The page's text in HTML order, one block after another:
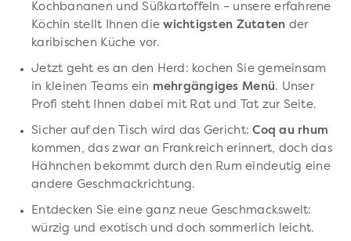
Kochbananen und Süßkartoffeln – unsere erfahrene
Köchin stellt Ihnen diewichtigsten Zutaten der
karibischen Küche vor.
Jetzt geht es an den Herd: kochen Sie gemeinsam
in kleinen Teams ein mehrgängiges Menü. Unser
Profi steht Ihnen dabei mit Rat und Tat zur Seite.
Sicher auf den Tisch wird das Gericht:Coq au rhum
kommen, das zwar an Frankreich erinnert, doch das
Hähnchen bekommt durch den Rum eindeutig eine
andere Geschmackrichtung.
Entdecken Sie eine ganz neue Geschmackswelt:
würzig und exotisch und doch sommerlich leicht.